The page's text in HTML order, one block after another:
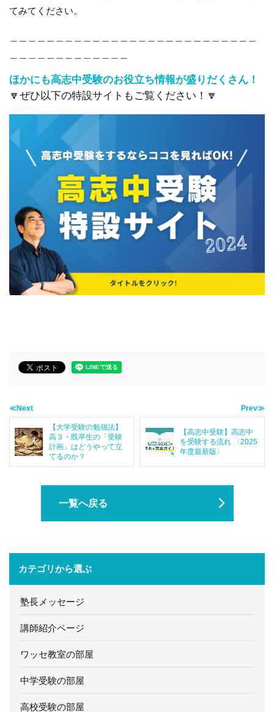
てみてください。
ほかにも高志中受験のお役立ち情報が盛りだくさん！
🔽ぜひ以下の特設サイトもご覧ください！🔽
≪Next
【大学受験の勉強法】
高３・既卒生の「受験
計画」はどうやって立
てるのか？
Prev≫
【高志中受験】高志中
を受験する流れ 〈2025
年度最新版〉
一覧へ戻る
カテゴリから選ぶ
塾長メッセージ
講師紹介ページ
ワッセ教室の部屋
中学受験の部屋
高校受験の部屋